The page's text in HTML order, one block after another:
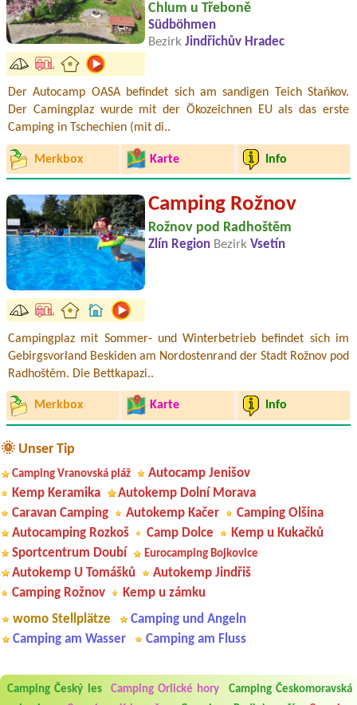
Chlum u Třeboně
Südböhmen
Bezirk Jindřichův Hradec
Der Autocamp OASA befindet sich am sandigen Teich Staňkov.
Der Camingplaz wurde mit der Ökozeichnen EU als das erste
Camping in Tschechien (mit di..
Merkbox Karte Info
Camping Rožnov
Rožnov pod Radhoštěm
Zlín Region Bezirk Vsetín
Campingplaz mit Sommer- und Winterbetrieb befindet sich im
Gebirgsvorland Beskiden am Nordostenrand der Stadt Rožnov pod
Radhoštěm. Die Bettkapazi..
Merkbox Karte Info
🌞 Unser Tip
Camping Vranovská pláž
Autocamp Jenišov
Kemp Keramika
Autokemp Dolní Morava
Caravan Camping
Autokemp Kačer
Camping Olšina
Autocamping Rozkoš
Camp Dolce
Kemp u Kukačků
Sportcentrum Doubí
Eurocamping Bojkovice
Autokemp U Tomášků
Autokemp Jindřiš
Camping Rožnov
Kemp u zámku
womo Stellplätze
Camping und Angeln
Camping am Wasser
Camping am Fluss
Camping Český les Camping Orlické hory
Camping Českomoravská
Byli jsme zde v týdnu od 25.7. do 1.8. 2026. Kemp jako takový je pěkný.
V umývárně i na WC bylo vždy čisto, doplněný papír i utěrky, což při